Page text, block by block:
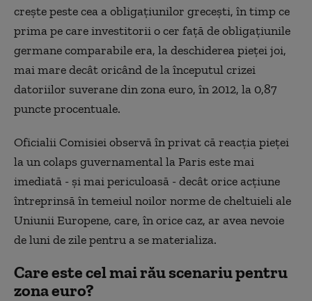
crește peste cea a obligațiunilor grecești, în timp ce
prima pe care investitorii o cer față de obligațiunile
germane comparabile era, la deschiderea pieței joi,
mai mare decât oricând de la începutul crizei
datoriilor suverane din zona euro, în 2012, la 0,87
puncte procentuale.
Oficialii Comisiei observă în privat că reacția pieței
la un colaps guvernamental la Paris este mai
imediată - și mai periculoasă - decât orice acțiune
întreprinsă în temeiul noilor norme de cheltuieli ale
Uniunii Europene, care, în orice caz, ar avea nevoie
de luni de zile pentru a se materializa.
Care este cel mai rău scenariu pentru
zona euro?